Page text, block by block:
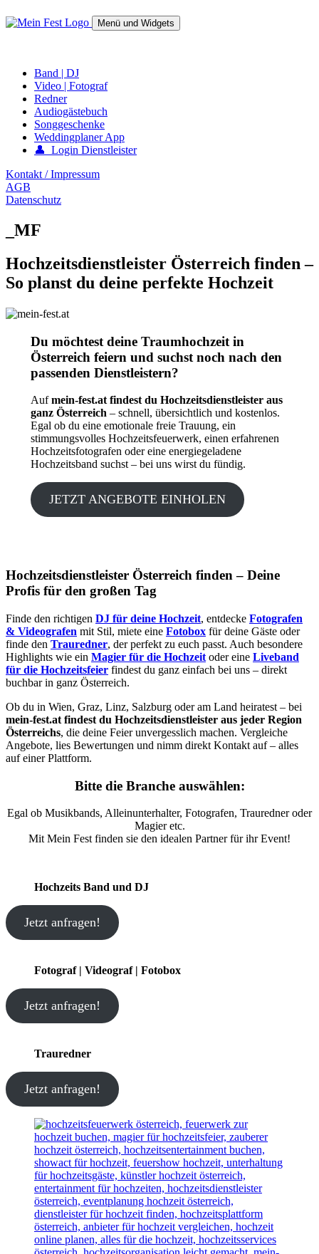
zum
Menü und Widgets
Band | DJ
Video | Fotograf
Redner
Audiogästebuch
Songgeschenke
Weddingplaner App
👤 Login Dienstleister
Kontakt / Impressum
AGB
Datenschutz
_MF
Hochzeitsdienstleister Österreich finden –
So planst du deine perfekte Hochzeit
Du möchtest deine Traumhochzeit in
Österreich feiern und suchst noch nach den
passenden Dienstleistern?
Aufmein-fest.at findest du Hochzeitsdienstleister aus
ganz Österreich– schnell, übersichtlich und kostenlos.
Egal ob du eine emotionale freie Trauung, ein
stimmungsvolles Hochzeitsfeuerwerk, einen erfahrenen
Hochzeitsfotografen oder eine energiegeladene
Hochzeitsband suchst – bei uns wirst du fündig.
JETZT ANGEBOTE EINHOLEN
Hochzeitsdienstleister Österreich finden – Deine
Profis für den großen Tag
Finde den richtigen DJ für deine Hochzeit, entdecke Fotografen
& Videografen mit Stil, miete eine Fotobox für deine Gäste oder
finde den Trauredner, der perfekt zu euch passt. Auch besondere
Highlights wie ein Magier für die Hochzeit oder eine Liveband
für die Hochzeitsfeier findest du ganz einfach bei uns – direkt
buchbar in ganz Österreich.
Ob du in Wien, Graz, Linz, Salzburg oder am Land heiratest – bei
mein-fest.at findest du Hochzeitsdienstleister aus jeder Region
Österreichs, die deine Feier unvergesslich machen. Vergleiche
Angebote, lies Bewertungen und nimm direkt Kontakt auf – alles
auf einer Plattform.
Bitte die Branche auswählen:
Egal ob Musikbands, Alleinunterhalter, Fotografen, Trauredner oder
Magier etc.
Mit Mein Fest finden sie den idealen Partner für ihr Event!
Hochzeits Band und DJ
Jetzt anfragen!
Fotograf | Videograf | Fotobox
Jetzt anfragen!
Trauredner
Jetzt anfragen!